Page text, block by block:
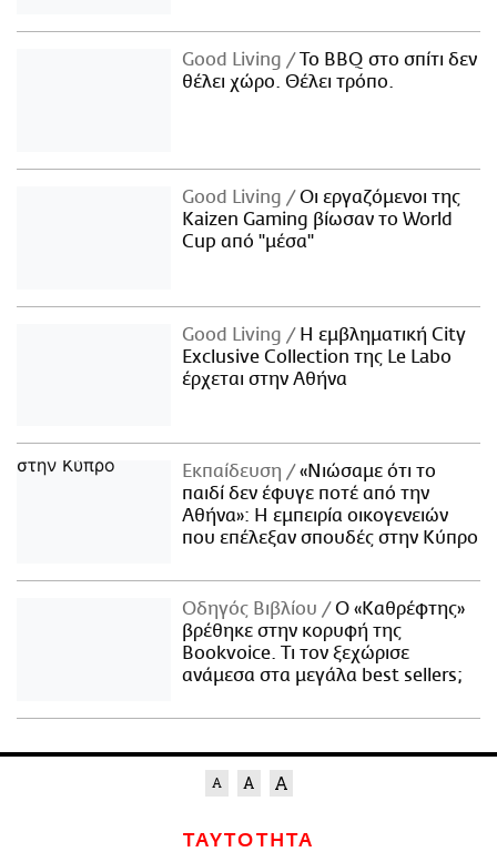
Good Living
Το BBQ στο σπίτι δεν
θέλει χώρο. Θέλει τρόπο.
Good Living
Οι εργαζόμενοι της
Kaizen Gaming βίωσαν το World
Cup από "μέσα"
Good Living
Η εμβληματική City
Exclusive Collection της Le Labo
έρχεται στην Αθήνα
Εκπαίδευση
«Νιώσαμε ότι το
παιδί δεν έφυγε ποτέ από την
Αθήνα»: Η εμπειρία οικογενειών
που επέλεξαν σπουδές στην Κύπρο
Οδηγός Βιβλίου
Ο «Καθρέφτης»
βρέθηκε στην κορυφή της
Bookvoice. Τι τον ξεχώρισε
ανάμεσα στα μεγάλα best sellers;
ΤΑΥΤΟΤΗΤΑ